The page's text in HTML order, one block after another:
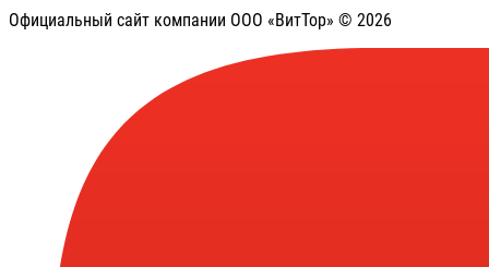
Официальный сайт компании ООО «ВитТор» © 2026